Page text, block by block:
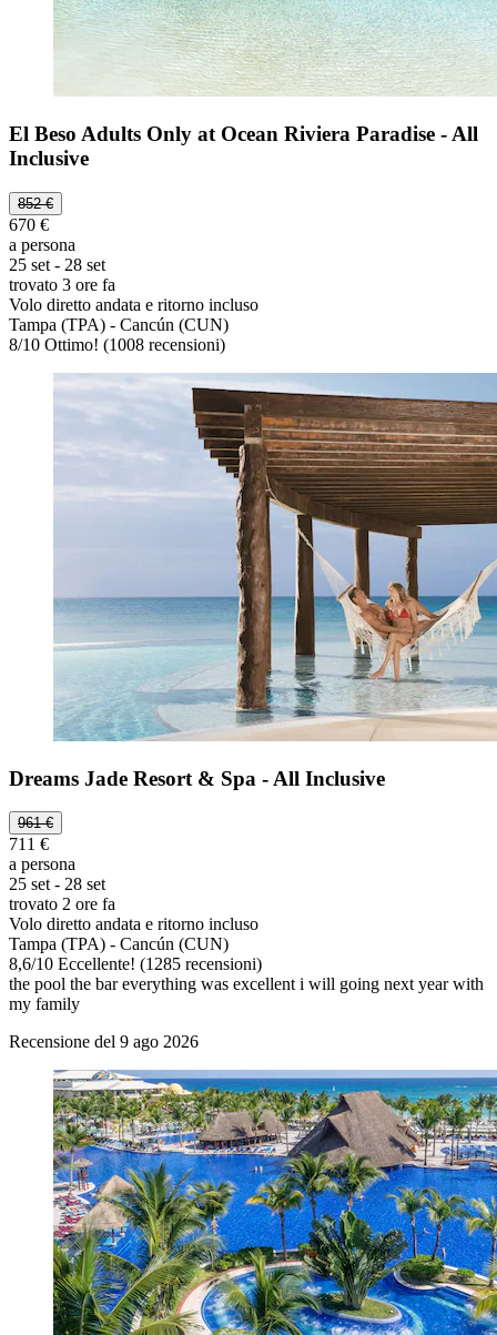
El Beso Adults Only at Ocean Riviera Paradise - All
Inclusive
852 €
670 €
a persona
25 set - 28 set
trovato 3 ore fa
Volo diretto andata e ritorno incluso
Tampa (TPA) - Cancún (CUN)
8/10 Ottimo! (1008 recensioni)
Dreams Jade Resort & Spa - All Inclusive
961 €
711 €
a persona
25 set - 28 set
trovato 2 ore fa
Volo diretto andata e ritorno incluso
Tampa (TPA) - Cancún (CUN)
8,6/10 Eccellente! (1285 recensioni)
the pool the bar everything was excellent i will going next year with
my family
Recensione del 9 ago 2026